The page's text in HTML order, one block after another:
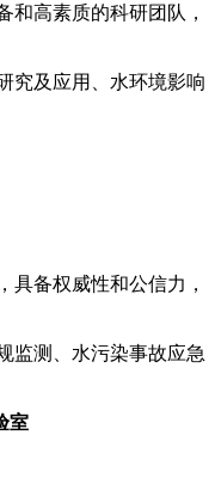
和高素质的科研团队，
究及应用、水环境影响
具备权威性和公信力，
监测、水污染事故应急
室